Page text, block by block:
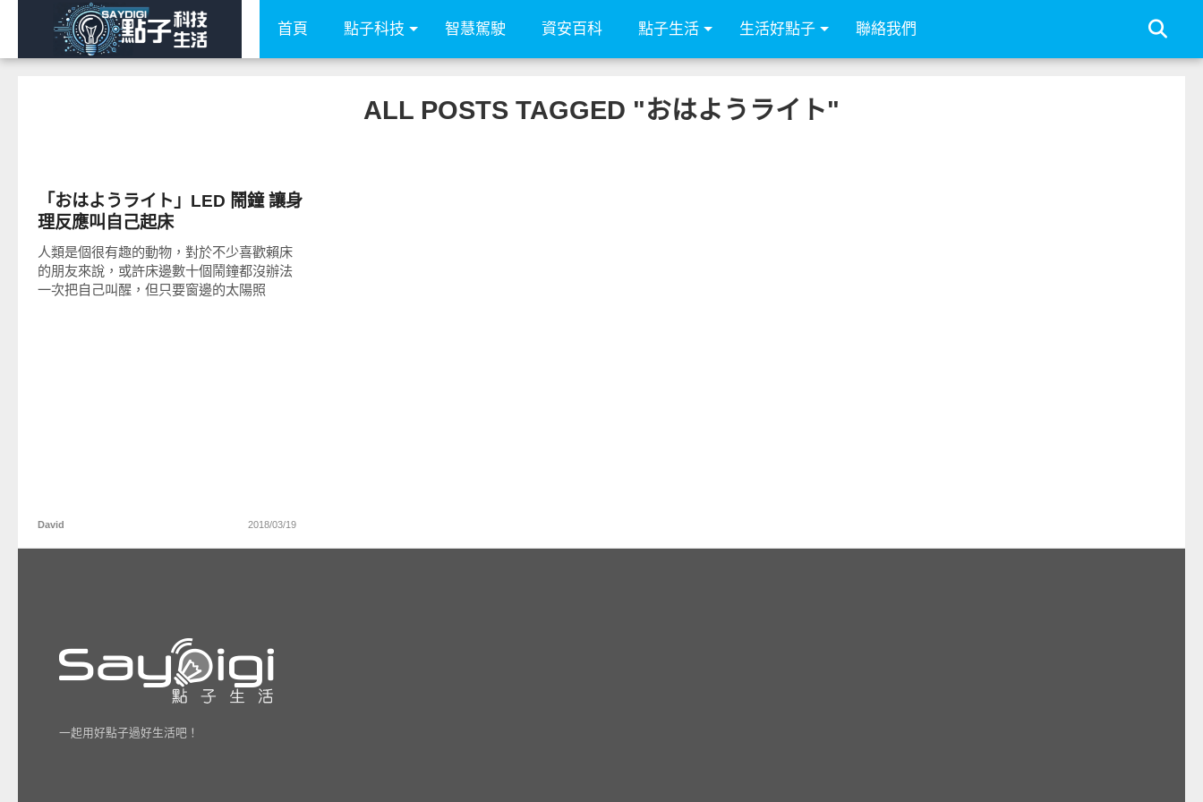
首頁 點子科技 智慧駕駛 資安百科 點子生活 生活好點子 聯絡我們
ALL POSTS TAGGED "おはようライト"
「おはようライト」LED 鬧鐘 讓身
理反應叫自己起床
人類是個很有趣的動物，對於不少喜歡賴床
的朋友來說，或許床邊數十個鬧鐘都沒辦法
一次把自己叫醒，但只要窗邊的太陽照
David 2018/03/19
一起用好點子過好生活吧！